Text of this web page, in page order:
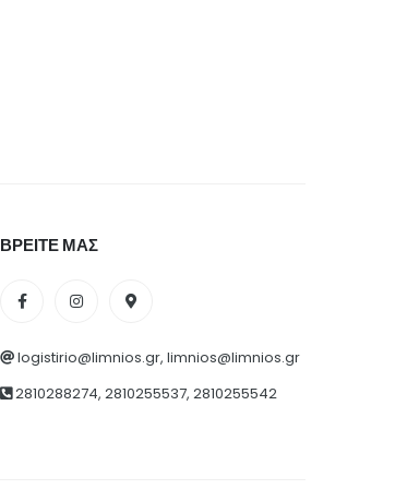
ΒΡΕΙΤΕ ΜΑΣ
logistirio@limnios.gr, limnios@limnios.gr
2810288274, 2810255537, 2810255542